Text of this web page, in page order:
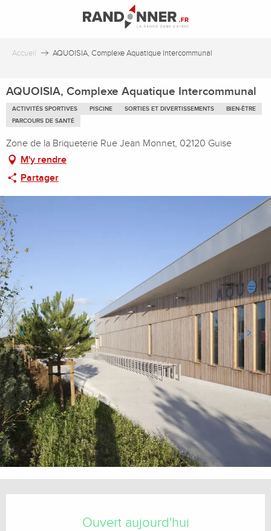
principal
Accueil AQUOISIA, Complexe Aquatique Intercommunal
AQUOISIA, Complexe Aquatique Intercommunal
ACTIVITÉS SPORTIVES PISCINE SORTIES ET DIVERTISSEMENTS
BIEN-ÊTRE
PARCOURS DE SANTÉ
Zone de la Briqueterie Rue Jean Monnet, 02120 Guise
M'y rendre
Partager
Ouvert aujourd'hui